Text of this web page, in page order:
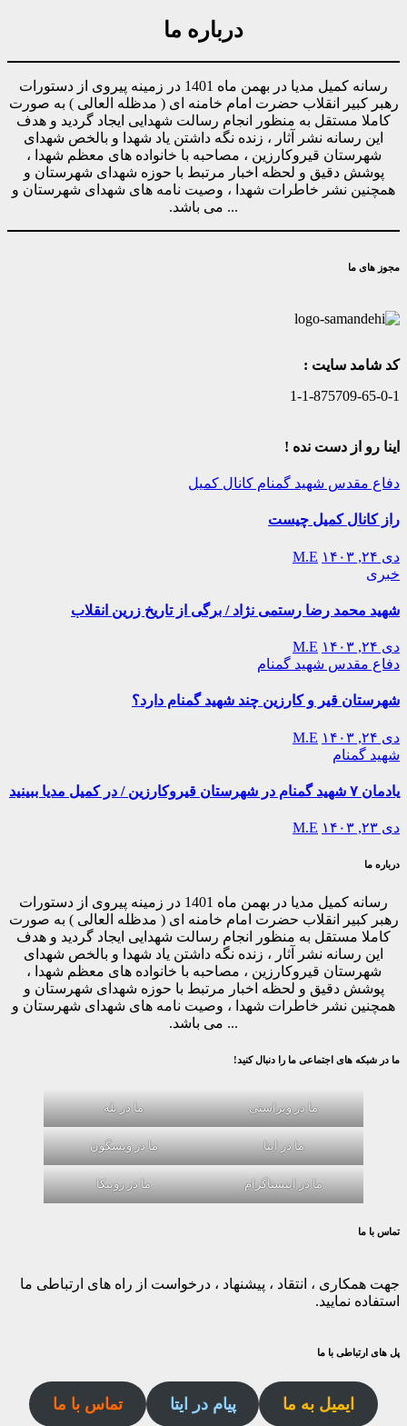
درباره ما
رسانه کمیل مدیا در بهمن ماه 1401 در زمینه پیروی از دستورات
رهبر کبیر انقلاب حضرت امام خامنه ای ( مدظله العالی ) به صورت
کاملا مستقل به منظور انجام رسالت شهدایی ایجاد گردید و هدف
این رسانه نشر آثار ، زنده نگه داشتن یاد شهدا و بالخص شهدای
شهرستان قیروکارزین ، مصاحبه با خانواده های معظم شهدا ،
پوشش دقیق و لحظه اخبار مرتبط با حوزه شهدای شهرستان و
همچنین نشر خاطرات شهدا ، وصیت نامه های شهدای شهرستان و
... می باشد.
مجوز های ما
کد شامد سایت :
1-1-875709-65-0-1
اینا رو از دست نده !
دفاع مقدس شهید گمنام کانال کمیل
راز کانال کمیل چیست
دی ۲۴, ۱۴۰۳
M.E
خبری
شهید محمد رضا رستمی نژاد / برگی از تاریخ زرین انقلاب
دی ۲۴, ۱۴۰۳
M.E
دفاع مقدس شهید گمنام
شهرستان قیر و کارزین چند شهید گمنام دارد؟
دی ۲۴, ۱۴۰۳
M.E
شهید گمنام
یادمان ۷ شهید گمنام در شهرستان قیروکارزین / در کمیل مدیا ببینید
دی ۲۳, ۱۴۰۳ M.E
درباره ما
رسانه کمیل مدیا در بهمن ماه 1401 در زمینه پیروی از دستورات
رهبر کبیر انقلاب حضرت امام خامنه ای ( مدظله العالی ) به صورت
کاملا مستقل به منظور انجام رسالت شهدایی ایجاد گردید و هدف
این رسانه نشر آثار ، زنده نگه داشتن یاد شهدا و بالخص شهدای
شهرستان قیروکارزین ، مصاحبه با خانواده های معظم شهدا ،
پوشش دقیق و لحظه اخبار مرتبط با حوزه شهدای شهرستان و
همچنین نشر خاطرات شهدا ، وصیت نامه های شهدای شهرستان و
... می باشد.
ما در شبکه های اجتماعی ما را دنبال کنید!
ما در ویراستی ما در بله
ما در ایتا ما در ویسگون
ما در اینستاگرام ما در روبیکا
تماس با ما
جهت همکاری ، انتقاد ، پیشنهاد ، درخواست از راه های ارتباطی ما
استفاده نمایید.
پل های ارتباطی با ما
ایمیل به ما پیام در ایتا تماس با ما